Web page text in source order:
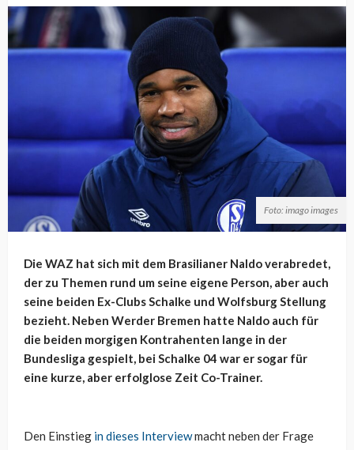
Foto: imago images
Die WAZ hat sich mit dem Brasilianer Naldo verabredet,
der zu Themen rund um seine eigene Person, aber auch
seine beiden Ex-Clubs Schalke und Wolfsburg Stellung
bezieht. Neben Werder Bremen hatte Naldo auch für
die beiden morgigen Kontrahenten lange in der
Bundesliga gespielt, bei Schalke 04 war er sogar für
eine kurze, aber erfolglose Zeit Co-Trainer.
Den Einstieg in dieses Interviewmacht neben der Frage